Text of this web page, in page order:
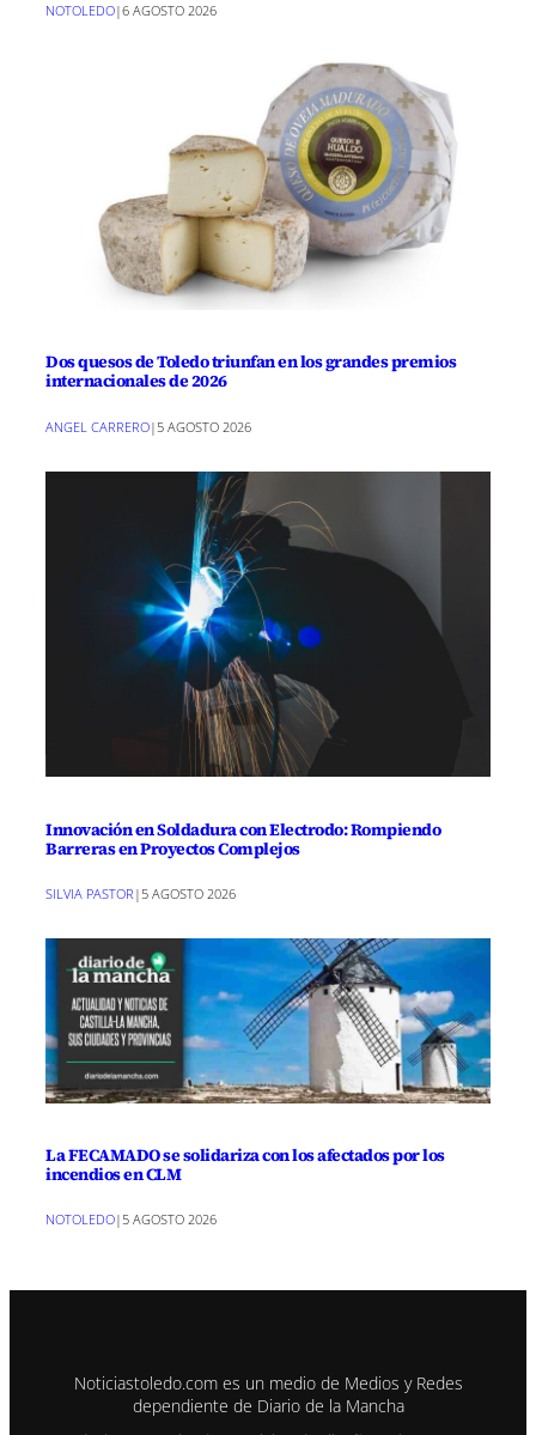
NOTOLEDO|6 AGOSTO 2026
Dos quesos de Toledo triunfan en los grandes premios
internacionales de 2026
ANGEL CARRERO| 5 AGOSTO 2026
Innovación en Soldadura con Electrodo: Rompiendo
Barreras en Proyectos Complejos
SILVIA PASTOR |5 AGOSTO 2026
La FECAMADO se solidariza con los afectados por los
incendios en CLM
NOTOLEDO|5 AGOSTO 2026
Noticiastoledo.com es un medio de Medios y Redes
dependiente de Diario de la Mancha